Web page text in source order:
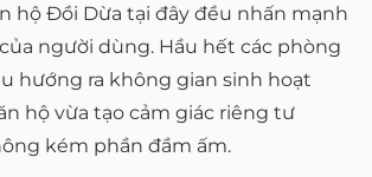
hộ Đồi Dừa tại đây đều nhấn mạnh
người dùng. Hầu hết các phòng
hướng ra không gian sinh hoạt
hộ vừa tạo cảm giác riêng tư
kém phần đầm ấm.